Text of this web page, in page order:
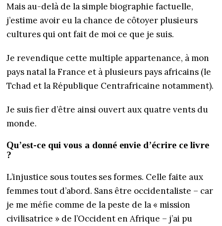
Mais au-delà de la simple biographie factuelle,
j’estime avoir eu la chance de côtoyer plusieurs
cultures qui ont fait de moi ce que je suis.
Je revendique cette multiple appartenance, à mon
pays natal la France et à plusieurs pays africains (le
Tchad et la République Centrafricaine notamment).
Je suis fier d’être ainsi ouvert aux quatre vents du
monde.
Qu’est-ce qui vous a donné envie d’écrire ce livre
?
L’injustice sous toutes ses formes. Celle faite aux
femmes tout d’abord. Sans être occidentaliste – car
je me méfie comme de la peste de la « mission
civilisatrice » de l’Occident en Afrique – j’ai pu